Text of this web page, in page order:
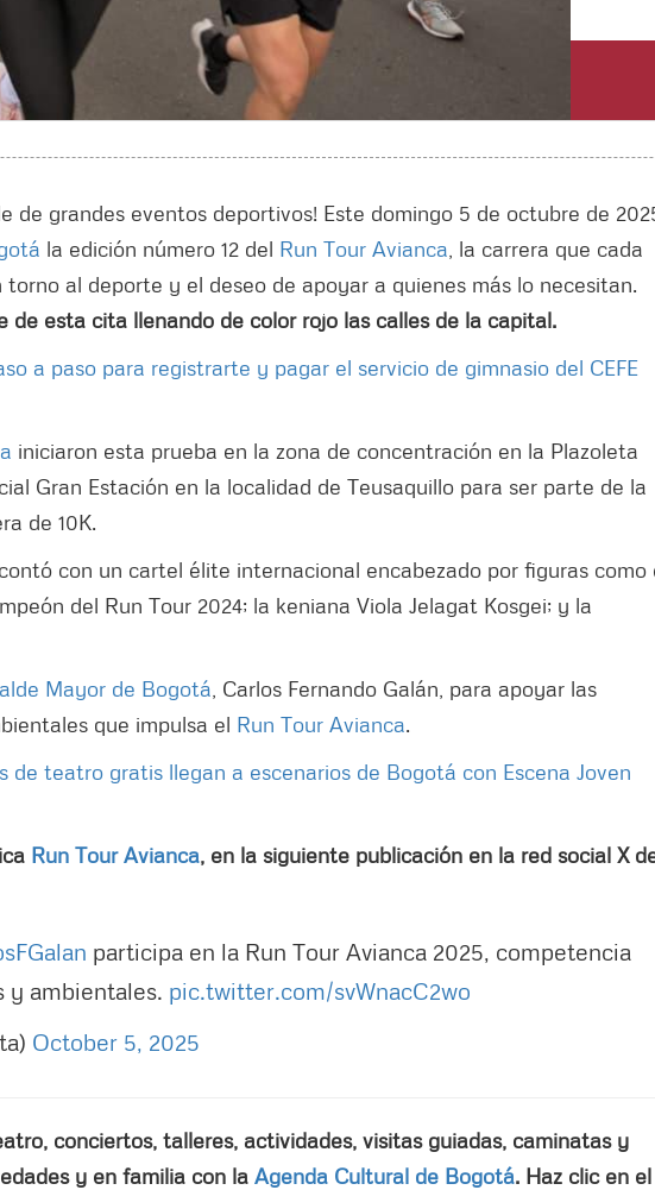
de grandes eventos deportivos! Este domingo 5 de octubre de
la edición número 12 del Run Tour Avianca , la carrera que cada
al deporte y el deseo de apoyar a quienes más lo necesitan.
esta cita llenando de color rojo las calles de la capital.
a paso para registrarte y pagar el servicio de gimnasio del CEFE
iniciaron esta prueba en la zona de concentración en la Plazoleta
Gran Estación en la localidad de Teusaquillo para ser parte de la
de 10K.
con un cartel élite internacional encabezado por figuras como
del Run Tour 2024; la keniana Viola Jelagat Kosgei; y la
Mayor de Bogotá , Carlos Fernando Galán, para apoyar las
que impulsa el Run Tour Avianca.
de teatro gratis llegan a escenarios de Bogotá con Escena Joven
Run Tour Avianca, en la siguiente publicación en la red social X
participa en la Run Tour Avianca 2025, competencia
y ambientales. pic.twitter.com/svWnacC2wo
October 5, 2025
conciertos, talleres, actividades, visitas guiadas, caminatas y
y en familia con la Agenda Cultural de Bogotá. Haz clic en el